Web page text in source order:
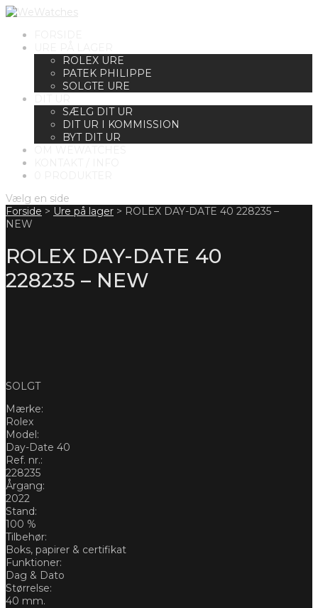
ROLEX URE
PATEK PHILIPPE
SOLGTE URE
SÆLG DIT UR
DIT UR I KOMMISSION
BYT DIT UR
Vælg en side
Forside > Ure på lager > ROLEX DAY-DATE 40 228235 –
NEW
ROLEX DAY-DATE 40
228235 – NEW
SOLGT
Mærke:
Rolex
Model:
Day-Date 40
Ref. nr.:
228235
Årgang:
2022
Stand:
100 %
Tilbehør:
Boks, papirer & certifikat
Funktioner:
Dag & Dato
Størrelse:
40 mm.